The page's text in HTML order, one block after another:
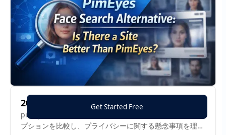
2016年(平成28年):自動改札機設置
pimeyesの代替品をお探しですか?より安全な逆顔検索オ
プションを比較し、プライバシーに関する懸念事項を理解
Get Started Free